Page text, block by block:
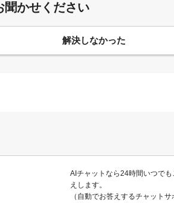
聞かせください
解決しなかった
AIチャットなら24時間いつで
えします。
（自動でお答えするチャットサ